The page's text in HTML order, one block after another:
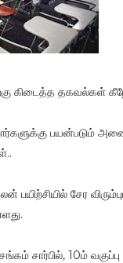
கிடைத்த தகவல்கள்
பயன்படும்
பயிற்சியில் சேர
சார்பில், 10ம் வகுப்பு